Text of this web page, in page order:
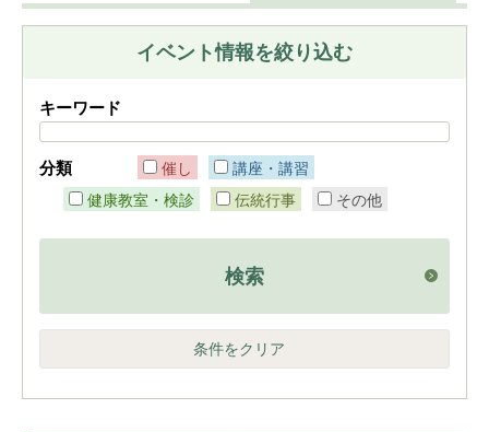
イベント情報を絞り込む
キーワード
分類 催し
講座・講習
健康教室・検診
伝統行事 その他
検索
条件をクリア